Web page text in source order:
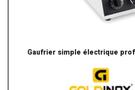
Gaufrier simple électrique